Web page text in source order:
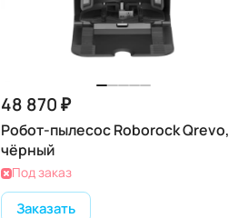
48 870 ₽
Робот-пылесос Roborock Qrevo,
чёрный
Под заказ
Заказать